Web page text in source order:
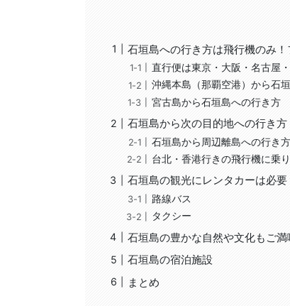
石垣島への行き方は飛行機のみ
直行便は東京・大阪・名古屋
沖縄本島（那覇空港）から石
宮古島から石垣島への行き方
石垣島から次の目的地への行き方
石垣島から周辺離島への行き方
台北・香港行きの飛行機に乗
石垣島の観光にレンタカーは必
路線バス
タクシー
石垣島の豊かな自然や文化もご満
石垣島の宿泊施設
まとめ